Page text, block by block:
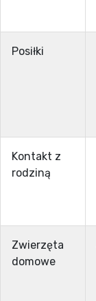
Posiłki
Kontakt z
rodziną
Zwierzęta
domowe